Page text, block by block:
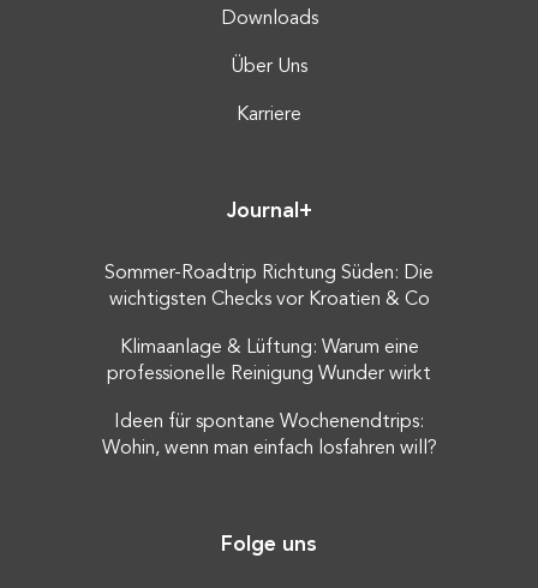
Downloads
Über Uns
Karriere
Journal+
Sommer-Roadtrip Richtung Süden: Die
wichtigsten Checks vor Kroatien & Co
Klimaanlage & Lüftung: Warum eine
professionelle Reinigung Wunder wirkt
Ideen für spontane Wochenendtrips:
Wohin, wenn man einfach losfahren will?
Folge uns